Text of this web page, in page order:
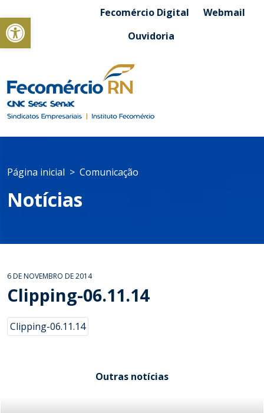
Abrir a barra de ferramentasFecomércio Digital
Webmail
Ouvidoria
Página inicial Comunicação
Notícias
6 DE NOVEMBRO DE 2014
Clipping-06.11.14
Clipping-06.11.14
Outras notícias